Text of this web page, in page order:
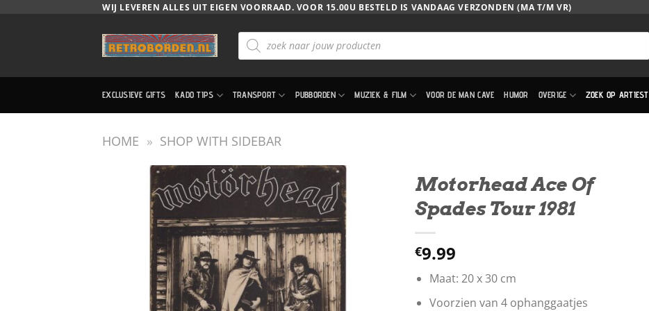
WIJ LEVEREN ALLES UIT EIGEN VOORRAAD. VOOR 15.00U BESTELD IS VANDAAG VERZONDEN (MA T/M VR)
Producten
zoeken
EXCLUSIEVE GIFTS KADO TIPS TRANSPORT PUBBORDEN MUZIEK & FILM VOOR DE MAN CAVE HUMOR OVERIGE ZOEK OP ARTIEST
HOME » SHOP WITH SIDEBAR
Motorhead Ace Of
Spades Tour 1981
€9.99
Maat: 20 x 30 cm
Voorzien van 4 ophanggaatjes